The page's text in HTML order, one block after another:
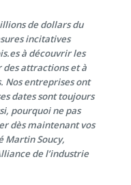
de dollars du
incitatives
à découvrir les
des attractions et à
Nos entreprises ont
dates sont toujours
pourquoi ne pas
dès maintenant vos
Martin Soucy,
de l’industrie